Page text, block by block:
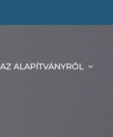
AZ ALAPÍTVÁNYRÓL